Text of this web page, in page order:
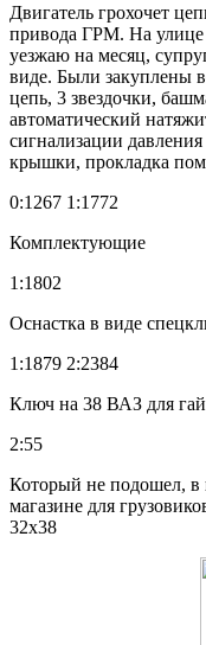
Двигатель грохочет
привода ГРМ. На улице
уезжаю на месяц,
виде. Были закуплены
цепь, 3 звездочки,
автоматический
сигнализации
крышки, прокладка
0:1267 1:1772
Комплектующие
1:1802
Оснастка в виде
1:1879 2:2384
Ключ на 38 ВАЗ для
2:55
Который не подошел,
магазине для
32х38